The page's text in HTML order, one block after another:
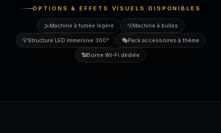
OPTIONS & EFFETS VISUELS DISPONIBLES
🌫️Machine à fumée légère 🫧Machine à bulles
💡Structure LED immersive 360° 🎭Pack accessoires à thème
📶Borne Wi-Fi dédiée